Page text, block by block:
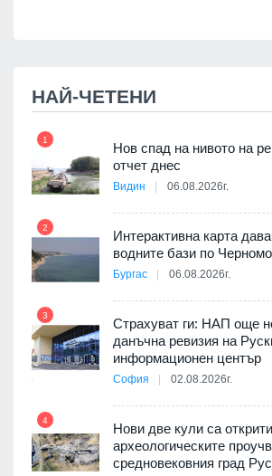
НАЙ-ЧЕТЕНИ
1
Нов спад на нивото на
отчет днес
Видин 06.08.2026г.
2
Интерактивна карта
водните бази по
Бургас 06.08.2026г.
3
Страхуват ги: НАП още
данъчна ревизия на
информационен център
София 02.08.2026г.
4
Нови две кули са
археологическите
средновековния град